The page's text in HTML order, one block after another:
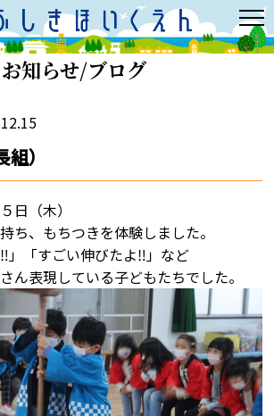
お知らせ/ブログ
）
日（木）
ち、もちつきを体験しました。
」「すごい伸びたよ‼」など
ん表現している子どもたちでした。